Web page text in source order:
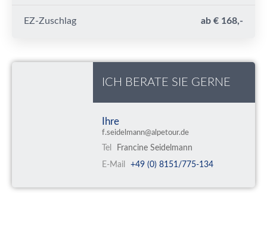
EZ-Zuschlag ab € 168,-
ICH BERATE SIE GERNE
Ihre
f.seidelmann@alpetour.de
Tel
Francine Seidelmann
E-Mail
+49 (0) 8151/775-134